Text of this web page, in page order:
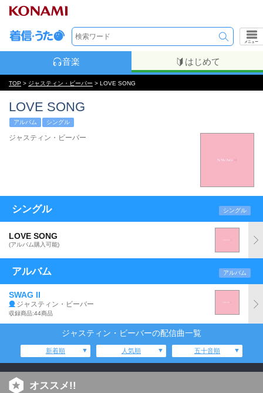
メニュー
音楽 はじめて
TOP > ジャスティン・ビーバー > LOVE SONG
LOVE SONG
アルバム シングル
ジャスティン・ビーバー
シングル シングル
LOVE SONG
(アルバム購入可能)
アルバム アルバム
SWAG II
ジャスティン・ビーバー
収録商品:44商品
ジャスティン・ビーバーの配信曲一覧
新着順 人気順 五十音順
オススメ!!